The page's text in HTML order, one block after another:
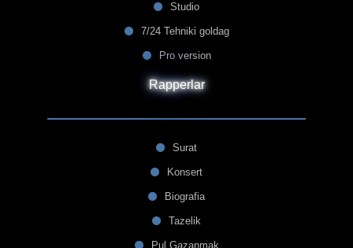
Studio
7/24 Tehniki goldag
Pro version
Rapperlar
Surat
Konsert
Biografia
Tazelik
Pul Gazanmak